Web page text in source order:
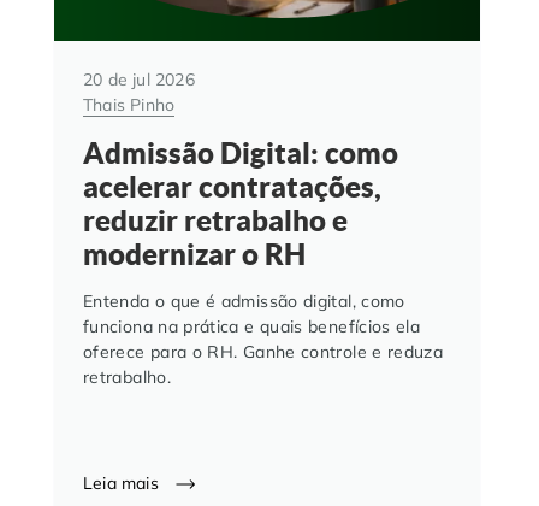
20 de jul 2026
Thais Pinho
Admissão Digital: como
acelerar contratações,
reduzir retrabalho e
modernizar o RH
Entenda o que é admissão digital, como
funciona na prática e quais benefícios ela
oferece para o RH. Ganhe controle e reduza
retrabalho.
Leia mais